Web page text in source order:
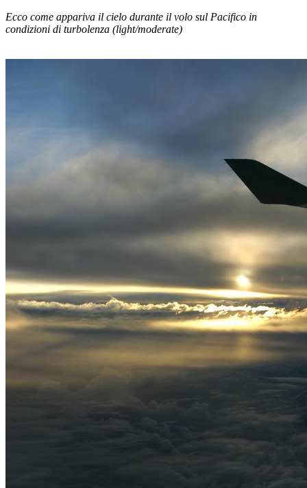
Ecco come appariva il cielo durante il volo sul Pacifico in
condizioni di turbolenza (light/moderate)